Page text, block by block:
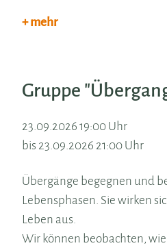
+ mehr
Gruppe
23.09.2026 19:00 Uhr
bis 23.09.2026 21:00 Uhr
Übergänge begegnen und
Lebensphasen. Sie wirken
Leben aus.
Wir können beobachten,